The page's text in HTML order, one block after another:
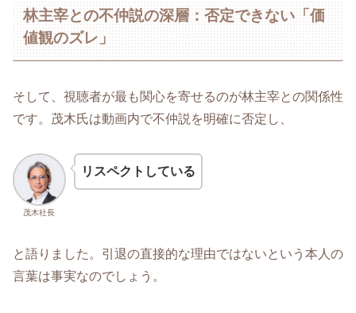
林主宰との不仲説の深層：否定できない「価
値観のズレ」
そして、視聴者が最も関心を寄せるのが林主宰との関係性
です。茂木氏は動画内で不仲説を明確に否定し、
茂木社長
リスペクトしている
と語りました。引退の直接的な理由ではないという本人の
言葉は事実なのでしょう。